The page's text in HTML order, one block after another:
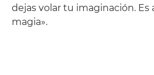
dejas volar tu imaginación. Es
magia».